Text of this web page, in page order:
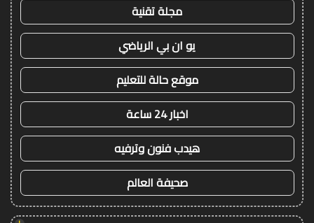
مجلة تقنية
يو ان بي الرياضي
موقع حالة للتعليم
اخبار 24 ساعة
هيدب فنون وترفيه
صحيفة العالم